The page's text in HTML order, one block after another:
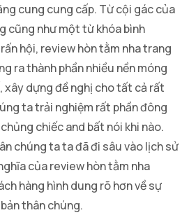
cung cung cấp. Từ cội gác của
cũng như một từ khóa bình
hội, review hòn tằm nha trang
ra thành phần nhiều nền móng
xây dựng đề nghị cho tất cả rất
ta trải nghiệm rất phần đông
chiếc and bất nói khi nào.
chúng ta ta đã đi sâu vào lịch sử
của review hòn tằm nha
hàng hình dung rõ hơn về sự
thân chúng.